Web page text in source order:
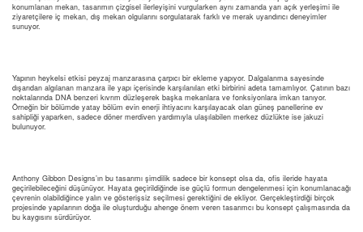
konumlanan mekan, tasarımın çizgisel ilerleyişini vurgularken aynı zamanda yarı açık yerleşimi ile
ziyaretçilere iç mekan, dış mekan olgularını sorgulatarak farklı ve merak uyandırıcı deneyimler
sunuyor.
Yapının heykelsi etkisi peyzaj manzarasına çarpıcı bir ekleme yapıyor. Dalgalanma sayesinde
dışarıdan algılanan manzara ile yapı içerisinde karşılanılan etki birbirini adeta tamamlıyor. Çatının bazı
noktalarında DNA benzeri kıvrım düzleşerek başka mekanlara ve fonksiyonlara imkan tanıyor.
Örneğin bir bölümde yatay bölüm evin enerji ihtiyacını karşılayacak olan güneş panellerine ev
sahipliği yaparken, sadece döner merdiven yardımıyla ulaşılabilen merkez düzlükte ise jakuzi
bulunuyor.
Anthony Gibbon Designs’ın bu tasarımı şimdilik sadece bir konsept olsa da, ofis ileride hayata
geçirilebileceğini düşünüyor. Hayata geçirildiğinde ise güçlü formun dengelenmesi için konumlanacağı
çevrenin olabildiğince yalın ve gösterişsiz seçilmesi gerektiğini de ekliyor. Gerçekleştirdiği birçok
projesinde yapılarının doğa ile oluşturduğu ahenge önem veren tasarımcı bu konsept çalışmasında da
bu kaygısını sürdürüyor.